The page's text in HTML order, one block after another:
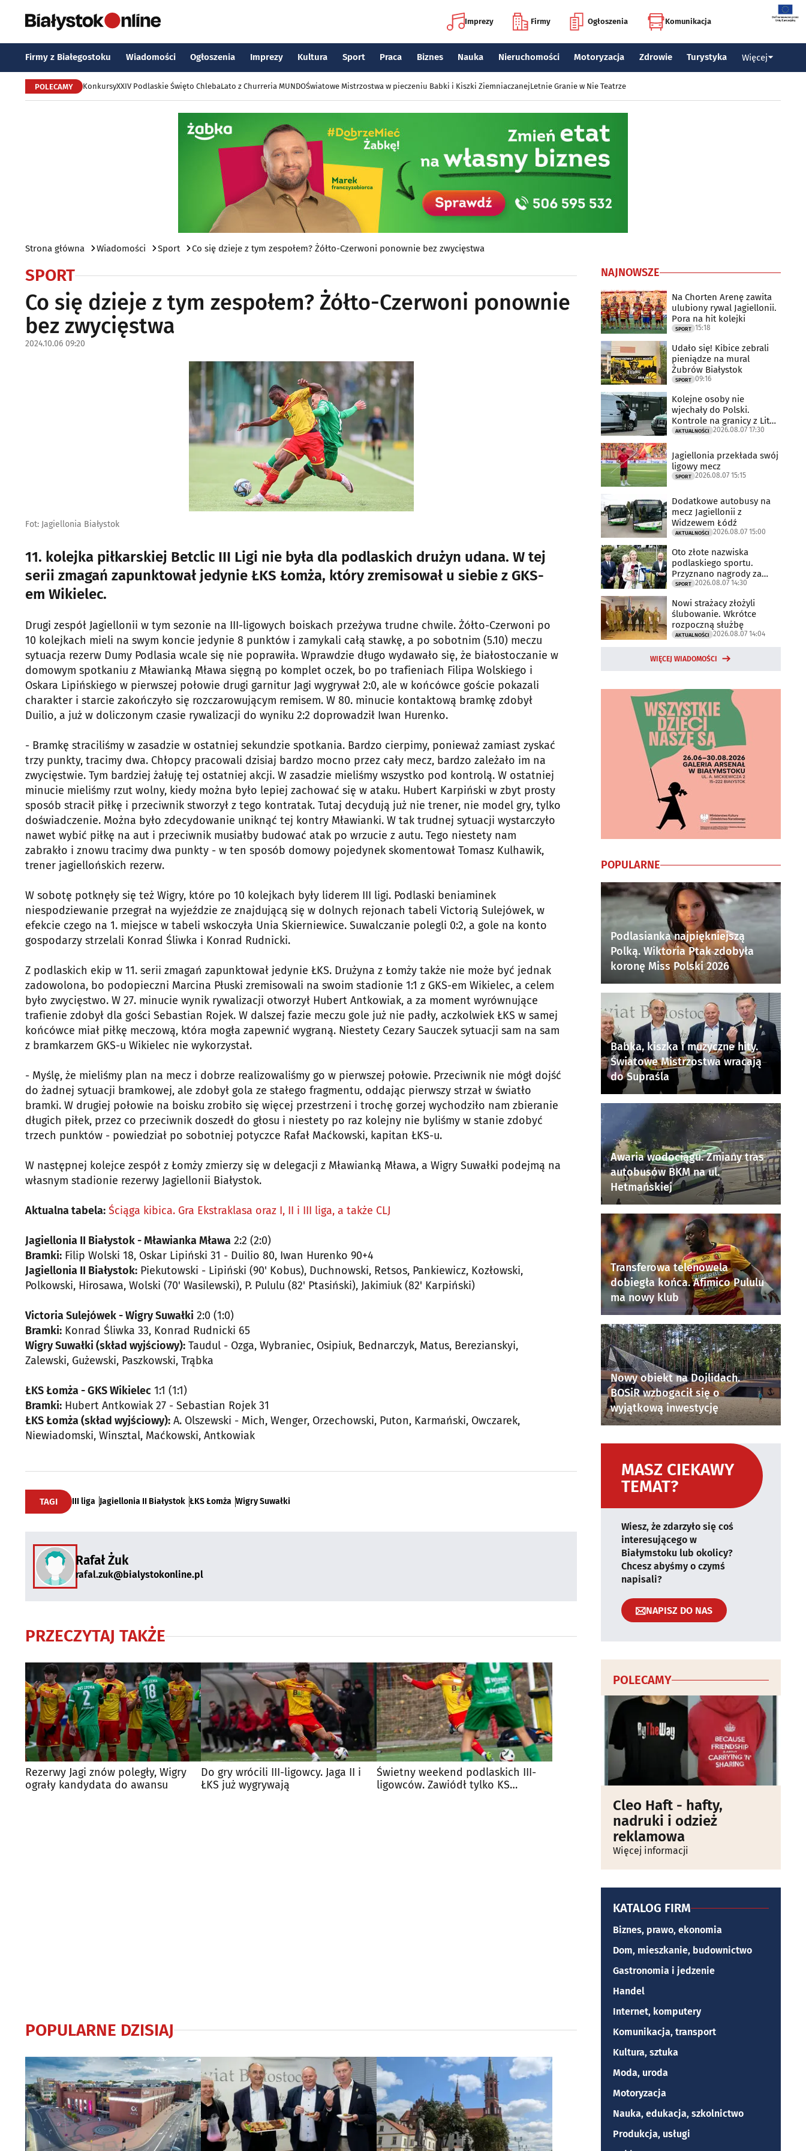
Imprezy Firmy Ogłoszenia Komunikacja
Firmy z Białegostoku Wiadomości Ogłoszenia Imprezy Kultura Sport Praca Biznes Nauka Nieruchomości Motoryzacja Zdrowie Turystyka Więcej
POLECAMY KonkursyXXIV Podlaskie Święto ChlebaLato z Churreria MUNDOŚwiatowe Mistrzostwa w pieczeniu Babki i Kiszki ZiemniaczanejLetnie Granie w Nie Teatrze
Strona główna Wiadomości Sport Co się dzieje z tym zespołem? Żółto-Czerwoni ponownie bez zwycięstwa
SPORT
Co się dzieje z tym zespołem? Żółto-Czerwoni ponownie
bez zwycięstwa
2024.10.06 09:20
Fot: Jagiellonia Białystok
11. kolejka piłkarskiej Betclic III Ligi nie była dla podlaskich drużyn udana. W tej
serii zmagań zapunktował jedynie ŁKS Łomża, który zremisował u siebie z GKS-
em Wikielec.
Drugi zespół Jagiellonii w tym sezonie na III-ligowych boiskach przeżywa trudne chwile. Żółto-Czerwoni po
10 kolejkach mieli na swym koncie jedynie 8 punktów i zamykali całą stawkę, a po sobotnim (5.10) meczu
sytuacja rezerw Dumy Podlasia wcale się nie poprawiła. Wprawdzie długo wydawało się, że białostoczanie w
domowym spotkaniu z Mławianką Mława sięgną po komplet oczek, bo po trafieniach Filipa Wolskiego i
Oskara Lipińskiego w pierwszej połowie drugi garnitur Jagi wygrywał 2:0, ale w końcówce goście pokazali
charakter i starcie zakończyło się rozczarowującym remisem. W 80. minucie kontaktową bramkę zdobył
Duilio, a już w doliczonym czasie rywalizacji do wyniku 2:2 doprowadził Iwan Hurenko.
- Bramkę straciliśmy w zasadzie w ostatniej sekundzie spotkania. Bardzo cierpimy, ponieważ zamiast zyskać
trzy punkty, tracimy dwa. Chłopcy pracowali dzisiaj bardzo mocno przez cały mecz, bardzo zależało im na
zwycięstwie. Tym bardziej żałuję tej ostatniej akcji. W zasadzie mieliśmy wszystko pod kontrolą. W ostatniej
minucie mieliśmy rzut wolny, kiedy można było lepiej zachować się w ataku. Hubert Karpiński w zbyt prosty
sposób stracił piłkę i przeciwnik stworzył z tego kontratak. Tutaj decydują już nie trener, nie model gry, tylko
doświadczenie. Można było zdecydowanie uniknąć tej kontry Mławianki. W tak trudnej sytuacji wystarczyło
nawet wybić piłkę na aut i przeciwnik musiałby budować atak po wrzucie z autu. Tego niestety nam
zabrakło i znowu tracimy dwa punkty - w ten sposób domowy pojedynek skomentował Tomasz Kulhawik,
trener jagiellońskich rezerw.
W sobotę potknęły się też Wigry, które po 10 kolejkach były liderem III ligi. Podlaski beniaminek
niespodziewanie przegrał na wyjeździe ze znajdującą się w dolnych rejonach tabeli Victorią Sulejówek, w
efekcie czego na 1. miejsce w tabeli wskoczyła Unia Skierniewice. Suwalczanie polegli 0:2, a gole na konto
gospodarzy strzelali Konrad Śliwka i Konrad Rudnicki.
Z podlaskich ekip w 11. serii zmagań zapunktował jedynie ŁKS. Drużyna z Łomży także nie może być jednak
zadowolona, bo podopieczni Marcina Płuski zremisowali na swoim stadionie 1:1 z GKS-em Wikielec, a celem
było zwycięstwo. W 27. minucie wynik rywalizacji otworzył Hubert Antkowiak, a za moment wyrównujące
trafienie zdobył dla gości Sebastian Rojek. W dalszej fazie meczu gole już nie padły, aczkolwiek ŁKS w samej
końcówce miał piłkę meczową, która mogła zapewnić wygraną. Niestety Cezary Sauczek sytuacji sam na sam
z bramkarzem GKS-u Wikielec nie wykorzystał.
- Myślę, że mieliśmy plan na mecz i dobrze realizowaliśmy go w pierwszej połowie. Przeciwnik nie mógł dojść
do żadnej sytuacji bramkowej, ale zdobył gola ze stałego fragmentu, oddając pierwszy strzał w światło
bramki. W drugiej połowie na boisku zrobiło się więcej przestrzeni i trochę gorzej wychodziło nam zbieranie
długich piłek, przez co przeciwnik doszedł do głosu i niestety po raz kolejny nie byliśmy w stanie zdobyć
trzech punktów - powiedział po sobotniej potyczce Rafał Maćkowski, kapitan ŁKS-u.
W następnej kolejce zespół z Łomży zmierzy się w delegacji z Mławianką Mława, a Wigry Suwałki podejmą na
własnym stadionie rezerwy Jagiellonii Białystok.
Aktualna tabela: Ściąga kibica. Gra Ekstraklasa oraz I, II i III liga, a także CLJ
Jagiellonia II Białystok - Mławianka Mława 2:2 (2:0)
Bramki: Filip Wolski 18, Oskar Lipiński 31 - Duilio 80, Iwan Hurenko 90+4
Jagiellonia II Białystok: Piekutowski - Lipiński (90' Kobus), Duchnowski, Retsos, Pankiewicz, Kozłowski,
Polkowski, Hirosawa, Wolski (70' Wasilewski), P. Pululu (82' Ptasiński), Jakimiuk (82' Karpiński)
Victoria Sulejówek - Wigry Suwałki 2:0 (1:0)
Bramki: Konrad Śliwka 33, Konrad Rudnicki 65
Wigry Suwałki (skład wyjściowy): Taudul - Ozga, Wybraniec, Osipiuk, Bednarczyk, Matus, Berezianskyi,
Zalewski, Gużewski, Paszkowski, Trąbka
ŁKS Łomża - GKS Wikielec 1:1 (1:1)
Bramki: Hubert Antkowiak 27 - Sebastian Rojek 31
ŁKS Łomża (skład wyjściowy): A. Olszewski - Mich, Wenger, Orzechowski, Puton, Karmański, Owczarek,
Niewiadomski, Winsztal, Maćkowski, Antkowiak
TAGI III liga Jagiellonia II Białystok ŁKS Łomża Wigry Suwałki
Rafał Żuk
rafal.zuk@bialystokonline.pl
PRZECZYTAJ TAKŻE
Rezerwy Jagi znów poległy, Wigry
ograły kandydata do awansu
Do gry wrócili III-ligowcy. Jaga II i
ŁKS już wygrywają
Świetny weekend podlaskich III-
ligowców. Zawiódł tylko KS
POPULARNE DZISIAJ
NAJNOWSZE
Na Chorten Arenę zawita
ulubiony rywal Jagiellonii.
Pora na hit kolejki
SPORT 15:18
Udało się! Kibice zebrali
pieniądze na mural
Żubrów Białystok
SPORT 09:16
Kolejne osoby nie
wjechały do Polski.
Kontrole na granicy z Litwą
trwają
AKTUALNOŚCI 2026.08.07 17:30
Jagiellonia przekłada swój
ligowy mecz
SPORT 2026.08.07 15:15
Dodatkowe autobusy na
mecz Jagiellonii z
Widzewem Łódź
AKTUALNOŚCI 2026.08.07 15:00
Oto złote nazwiska
podlaskiego sportu.
Przyznano nagrody za
2025 rok
SPORT 2026.08.07 14:30
Nowi strażacy złożyli
ślubowanie. Wkrótce
rozpoczną służbę
AKTUALNOŚCI 2026.08.07 14:04
WIĘCEJ WIADOMOŚCI
POPULARNE
Podlasianka najpiękniejszą
Polką. Wiktoria Ptak zdobyła
koronę Miss Polski 2026
Babka, kiszka i muzyczne hity.
Światowe Mistrzostwa wracają
do Supraśla
Awaria wodociągu. Zmiany tras
autobusów BKM na ul.
Hetmańskiej
Transferowa telenowela
dobiegła końca. Afimico Pululu
ma nowy klub
Nowy obiekt na Dojlidach.
BOSiR wzbogacił się o
wyjątkową inwestycję
MASZ CIEKAWY
TEMAT?
Wiesz, że zdarzyło się coś
interesującego w
Białymstoku lub okolicy?
Chcesz abyśmy o czymś
napisali?
NAPISZ DO NAS
POLECAMY
Cleo Haft - hafty,
nadruki i odzież
reklamowa
Więcej informacji
KATALOG FIRM
Biznes, prawo, ekonomia
Dom, mieszkanie, budownictwo
Gastronomia i jedzenie
Handel
Internet, komputery
Komunikacja, transport
Kultura, sztuka
Moda, uroda
Motoryzacja
Nauka, edukacja, szkolnictwo
Produkcja, usługi